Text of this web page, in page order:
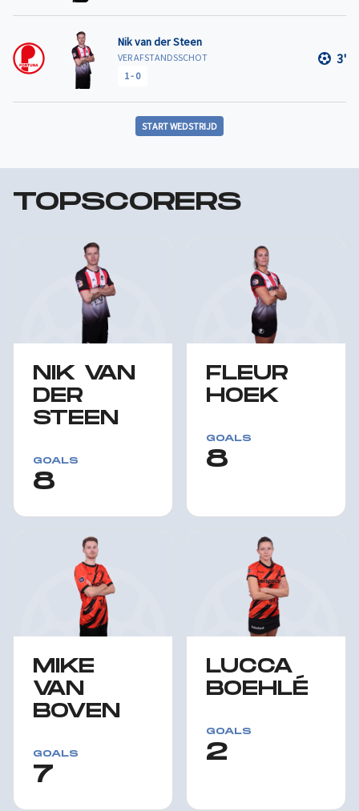
Nik van der Steen
VER AFSTANDSSCHOT
1- 0
3'
START WEDSTRIJD
TOPSCORERS
NIK VAN
DER
STEEN
GOALS
8
FLEUR
HOEK
GOALS
8
MIKE
VAN
BOVEN
GOALS
7
LUCCA
BOEHLÉ
GOALS
2